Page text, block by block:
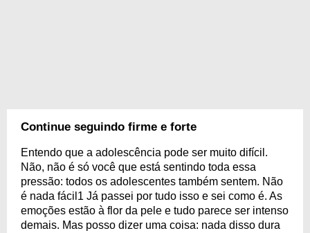
Continue seguindo firme e forte
Entendo que a adolescência pode ser muito difícil.
Não, não é só você que está sentindo toda essa
pressão: todos os adolescentes também sentem. Não
é nada fácil1 Já passei por tudo isso e sei como é. As
emoções estão à flor da pele e tudo parece ser intenso
demais. Mas posso dizer uma coisa: nada disso dura